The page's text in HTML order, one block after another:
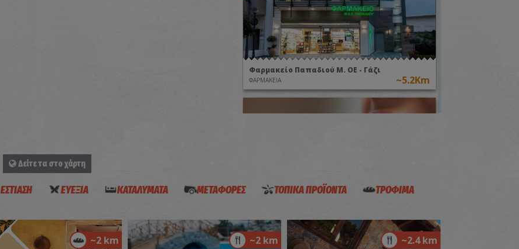
Φαρμακείο Παπαδιού Μ. ΟΕ - Γάζι
ΦΑΡΜΑΚΕΙΑ ~5.2Km
ΙΑΤΡΟΙ ~5.2Km
Δείτε τα στο χάρτη
ΕΣΤΙΑΣΗ ΕΥΕΞΙΑ ΚΑΤΑΛΥΜΑΤΑ ΜΕΤΑΦΟΡΕΣ ΤΟΠΙΚΑ ΠΡΟΪΟΝΤΑ
ΤΡΟΦΙΜΑ
~2 km ~2 km ~2.4 km